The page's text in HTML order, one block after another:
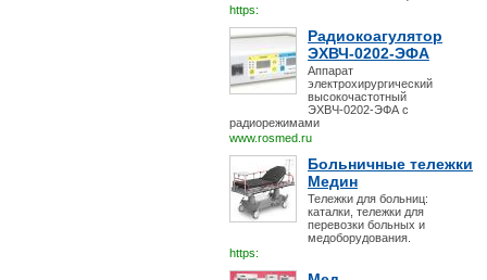
https:
Радиокоагулятор
ЭХВЧ-0202-ЭФА
Аппарат
электрохирургический
высокочастотный
ЭХВЧ-0202-ЭФА с
радиорежимами
www.rosmed.ru
Больничные тележки
Медин
Тележки для больниц:
каталки, тележки для
перевозки больных и
медоборудования.
https: